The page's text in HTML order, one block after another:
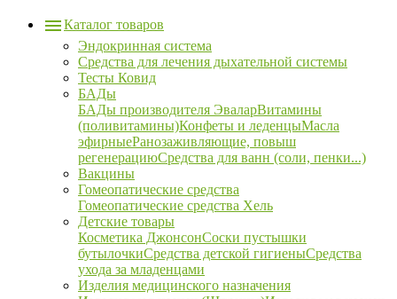
Каталог товаров
Эндокринная система
Средства для лечения дыхательной системы
Тесты Ковид
БАДы
БАДы производителя ЭваларВитамины
(поливитамины)Конфеты и леденцыМасла
эфирныеРанозаживляющие, повыш
регенерациюСредства для ванн (соли, пенки...)
Вакцины
Гомеопатические средства
Гомеопатические средства Хель
Детские товары
Косметика ДжонсонСоски пустышки
бутылочкиСредства детской гигиеныСредства
ухода за младенцами
Изделия медицинского назначения